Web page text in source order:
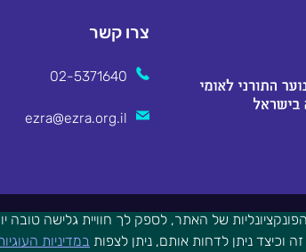
של האתר, לספק לך חוויית גלישה טובה
ניתן לדחות אותם, ניתן לצפות במדיניות
צרו קשר
02-5371640
ezra@ezra.org.il